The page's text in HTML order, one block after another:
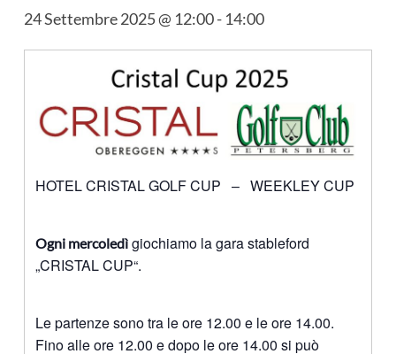
24 Settembre 2025 @ 12:00- 14:00
HOTEL CRISTAL GOLF CUP – WEEKLEY CUP
Ogni mercoledìgiochiamo la gara stableford
„CRISTAL CUP“.
Le partenze sono tra le ore 12.00 e le ore 14.00.
Fino alle ore 12.00 e dopo le ore 14.00 si può